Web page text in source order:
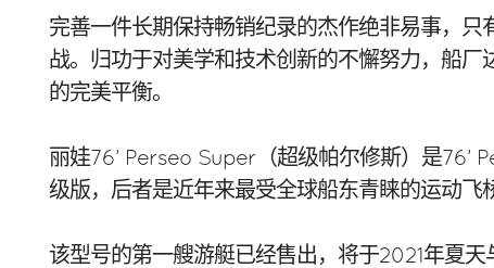
完善一件长期保持畅销纪录的杰作绝非易事，只
战。归功于对美学和技术创新的不懈努力，船厂
的完美平衡。
丽娃76’ Perseo Super（超级帕尔修斯）是76’
级版，后者是近年来最受全球船东青睐的运动飞
该型号的第一艘游艇已经售出，将于2021年夏天